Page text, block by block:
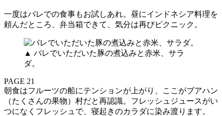
一度はバレでの食事もお試しあれ。昼にインドネシア料理を
頼んだところ、弁当箱できて、気分は再びピクニック。
▲ バレでいただいた豚の煮込みと赤米、サラ
ダ。
PAGE 21
朝食はフルーツの船にテンションが上がり、ここがブアハン
（たくさんの果物）村だと再認識。フレッシュジュースがい
つになくフレッシュで、寝起きのカラダに染み渡ります。